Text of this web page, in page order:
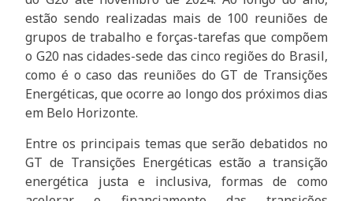
estão sendo realizadas mais de 100 reuniões de
grupos de trabalho e forças-tarefas que compõem
o G20 nas cidades-sede das cinco regiões do Brasil,
como é o caso das reuniões do GT de Transições
Energéticas, que ocorre ao longo dos próximos dias
em Belo Horizonte.
Entre os principais temas que serão debatidos no
GT de Transições Energéticas estão a transição
energética justa e inclusiva, formas de como